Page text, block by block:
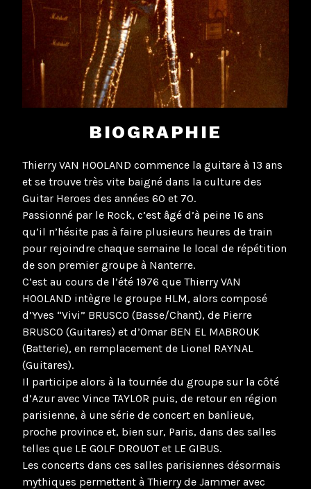
BIOGRAPHIE
Thierry VAN HOOLAND commence la guitare à 13 ans
et se trouve très vite baigné dans la culture des
Guitar Heroes des années 60 et 70.
Passionné par le Rock, c’est âgé d’à peine 16 ans
qu’il n’hésite pas à faire plusieurs heures de train
pour rejoindre chaque semaine le local de répétition
de son premier groupe à Nanterre.
C’est au cours de l’été 1976 que Thierry VAN
HOOLAND intègre le groupe HLM, alors composé
d’Yves “Vivi” BRUSCO (Basse/Chant), de Pierre
BRUSCO (Guitares) et d’Omar BEN EL MABROUK
(Batterie), en remplacement de Lionel RAYNAL
(Guitares).
Il participe alors à la tournée du groupe sur la côté
d’Azur avec Vince TAYLOR puis, de retour en région
parisienne, à une série de concert en banlieue,
proche province et, bien sur, Paris, dans des salles
telles que LE GOLF DROUOT et LE GIBUS.
Les concerts dans ces salles parisiennes désormais
mythiques permettent à Thierry de Jammer avec